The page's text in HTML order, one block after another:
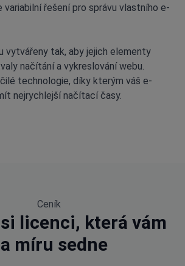
variabilní řešení pro správu vlastního e-
vytvářeny tak, aby jejich elementy
načítání a vykreslování webu.
technologie, díky kterým váš e-
nejrychlejší načítací časy.
Ceník
licenci, která vám
míru sedne